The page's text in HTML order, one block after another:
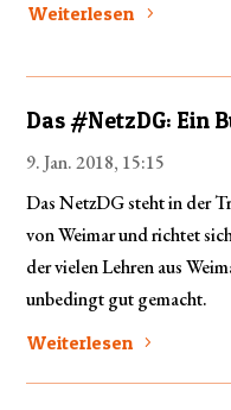
Weiterlesen
Das #NetzDG: Ein
9. Jan. 2018, 15:15
Das NetzDG steht in der
von Weimar und richtet
der vielen Lehren aus
unbedingt gut gemacht.
Weiterlesen